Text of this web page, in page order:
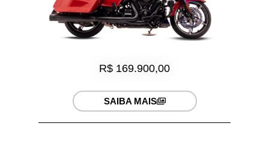
R$ 169.900,00
SAIBA MAIS